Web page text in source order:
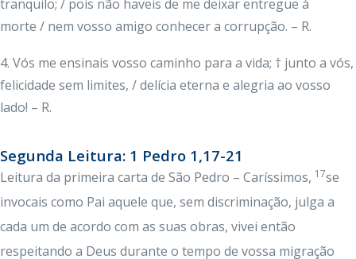
tranquilo; / pois não haveis de me deixar entregue à
morte / nem vosso amigo conhecer a corrupção. – R.
4. Vós me ensinais vosso caminho para a vida; † junto a vós,
felicidade sem limites, / delícia eterna e alegria ao vosso
lado! – R.
Segunda Leitura: 1 Pedro 1,17-21
Leitura da primeira carta de São Pedro – Caríssimos, 17se
invocais como Pai aquele que, sem discriminação, julga a
cada um de acordo com as suas obras, vivei então
respeitando a Deus durante o tempo de vossa migração